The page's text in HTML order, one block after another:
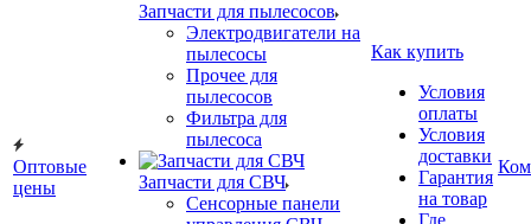
Оптовые
цены
Запчасти для пылесосов
Электродвигатели на
пылесосы
Прочее для
пылесосов
Фильтра для
пылесоса
Запчасти для СВЧ
Сенсорные панели
Как купить
Условия
оплаты
Условия
доставки
Гарантия
на товар
Где